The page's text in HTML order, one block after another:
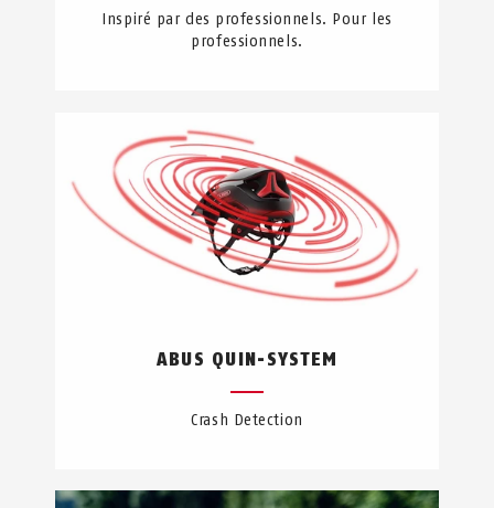
Inspiré par des professionnels. Pour les
professionnels.
ABUS QUIN-SYSTEM
Crash Detection